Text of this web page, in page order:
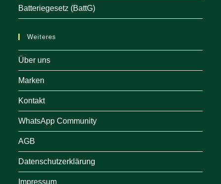
Batteriegesetz (BattG)
Weiteres
Über uns
Marken
Kontakt
WhatsApp Community
AGB
Datenschutzerklärung
Impressum